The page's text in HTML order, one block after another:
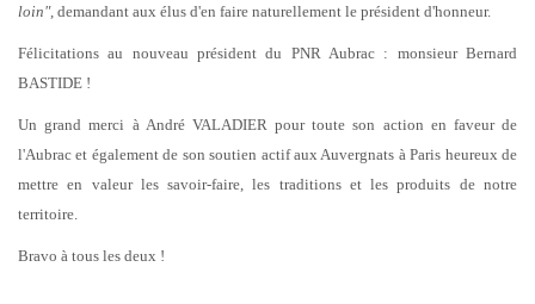
loin", demandant aux élus d'en faire naturellement le président d'honneur.
Félicitations au nouveau président du PNR Aubrac : monsieur Bernard
BASTIDE !
Un grand merci à André VALADIER pour toute son action en faveur de
l'Aubrac et également de son soutien actif aux Auvergnats à Paris heureux de
mettre en valeur les savoir-faire, les traditions et les produits de notre
territoire.
Bravo à tous les deux !